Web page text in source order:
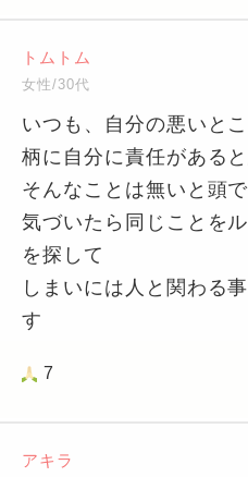
トムトム
女性/30代
いつも、自分の悪いと
柄に自分に責任がある
そんなことは無いと頭
気づいたら同じことを
を探して
しまいには人と関わる
す
7
アキラ